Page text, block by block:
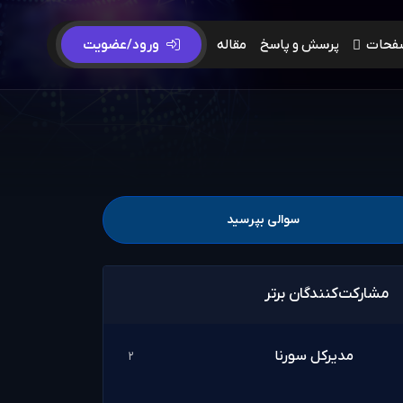
پرسش و پاسخ مقاله ورود/عضویت
سوالی بپرسید
مشارکت‌کنندگان برتر
مدیرکل سورنا 2